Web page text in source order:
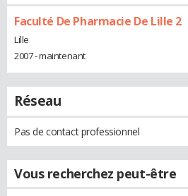
Faculté De Pharmacie De Lille 2
Lille
2007 - maintenant
Réseau
Pas de contact professionnel
Vous recherchez peut-être